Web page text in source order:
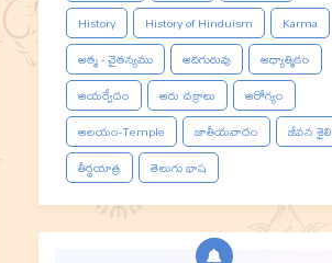
History
History of Hinduism
Karma
ఆత్మ - చైతన్యము
ఆదిగురువు
ఆధ్యాత్మికం
ఆయర్వేదం
ఆరు చక్రాలు
ఆరోగ్యం
ఆలయం-Temple
జాతీయవాదం
జీవన శైలి
తీర్థయాత్ర
తెలుగు భాష